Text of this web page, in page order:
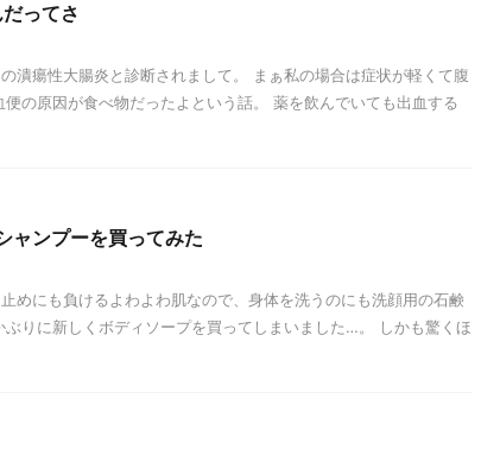
ってさ
潰瘍性大腸炎と診断されまして。 まぁ私の場合は症状が軽くて腹
の原因が食べ物だったよという話。 薬を飲んでいても出血する
ャンプーを買ってみた
めにも負けるよわよわ肌なので、身体を洗うのにも洗顔用の石鹸
りに新しくボディソープを買ってしまいました…。 しかも驚くほ